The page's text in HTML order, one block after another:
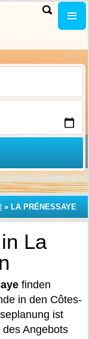
» LA PRÉNESSAYE
La
finden
in den Côtes-
ist
Angebots